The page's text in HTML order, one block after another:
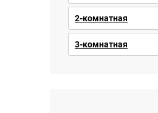
2-комнатная
3-комнатная